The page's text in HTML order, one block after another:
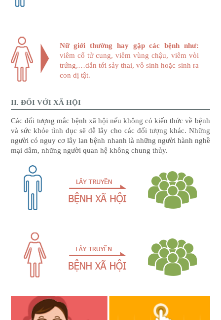
Nữ giới thường hay gặp các bệnh như:
viêm cổ tử cung, viêm vùng chậu, viêm vòi
trứng,…dẫn tới sảy thai, vô sinh hoặc sinh ra
con dị tật.
II. ĐỐI VỚI XÃ HỘI
Các đối tượng mắc bệnh xã hội nếu không có kiến thức về bệnh
và sức khỏe tình dục sẽ dễ lây cho các đối tượng khác. Những
người có nguy cơ lây lan bệnh nhanh là những người hành nghề
mại dâm, những người quan hệ không chung thủy.